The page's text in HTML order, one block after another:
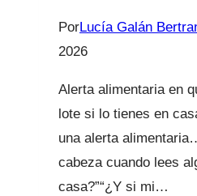
PorLucía Galán
2026
Alerta alimentaria en
lote si lo tienes en
una alerta
cabeza cuando lees
casa?”“¿Y si mi…